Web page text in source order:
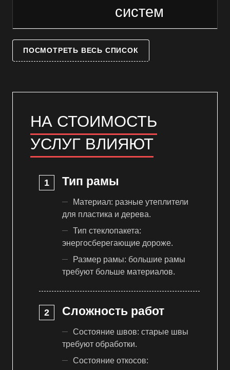
систем
ПОСМОТРЕТЬ ВЕСЬ СПИСОК
НА СТОИМОСТЬ
УСЛУГ ВЛИЯЮТ
Тип рамы
Материал: разные утеплители
для пластика и дерева.
Тип стеклопакета:
энергосберегающие дороже.
Размер рамы: большие рамы
требуют больше материалов.
Сложность работ
Состояние швов: старые швы
требуют обработки.
Состояние откосов: